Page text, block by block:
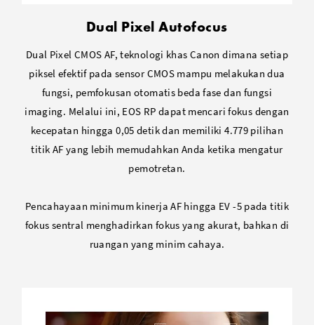
Dual Pixel Autofocus
Dual Pixel CMOS AF, teknologi khas Canon dimana setiap
piksel efektif pada sensor CMOS mampu melakukan dua
fungsi, pemfokusan otomatis beda fase dan fungsi
imaging. Melalui ini, EOS RP dapat mencari fokus dengan
kecepatan hingga 0,05 detik dan memiliki 4.779 pilihan
titik AF yang lebih memudahkan Anda ketika mengatur
pemotretan.
Pencahayaan minimum kinerja AF hingga EV -5 pada titik
fokus sentral menghadirkan fokus yang akurat, bahkan di
ruangan yang minim cahaya.